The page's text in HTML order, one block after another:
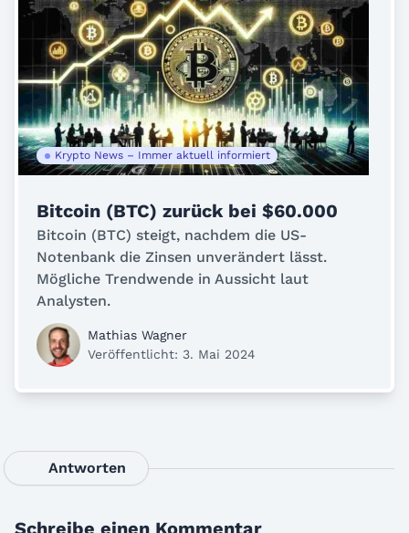
Krypto News – Immer aktuell informiert
Bitcoin (BTC) zurück bei $60.000
Bitcoin (BTC) steigt, nachdem die US-
Notenbank die Zinsen unverändert lässt.
Mögliche Trendwende in Aussicht laut
Analysten.
Mathias Wagner
Veröffentlicht: 3. Mai 2024
Antworten
Schreibe einen Kommentar